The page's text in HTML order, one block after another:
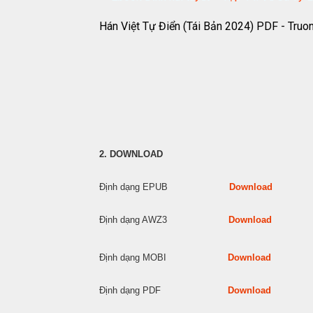
Hán Việt Tự Điển (Tái Bản 2024) PDF -
2. DOWNLOAD
Định dạng EPUB Download
Định dạng AWZ3 Download
Định dạng MOBI Download
Định dạng PDF Download